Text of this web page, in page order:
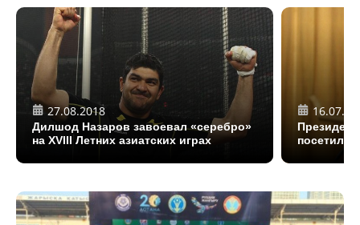
27.08.2018
Дилшод Назаров завоевал «серебро»
на XVIII Летних азиатских играх
посетил